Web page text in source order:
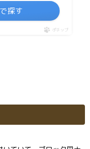
探す
ポチップ